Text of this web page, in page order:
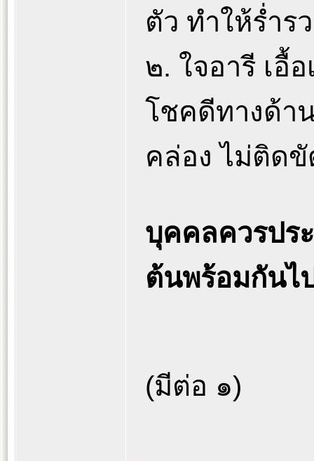
ตัว ทำให้ร่ำร
๒. ใจอารี เอื้
โชคดีทางด้า
คล่อง ไม่ติด
บุคคลควรปร
ต้นพร้อมกันไ
(มีต่อ ๑)